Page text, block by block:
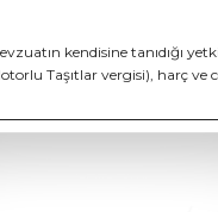
kendisine tanıdığı
Taşıtlar vergisi), harç ve